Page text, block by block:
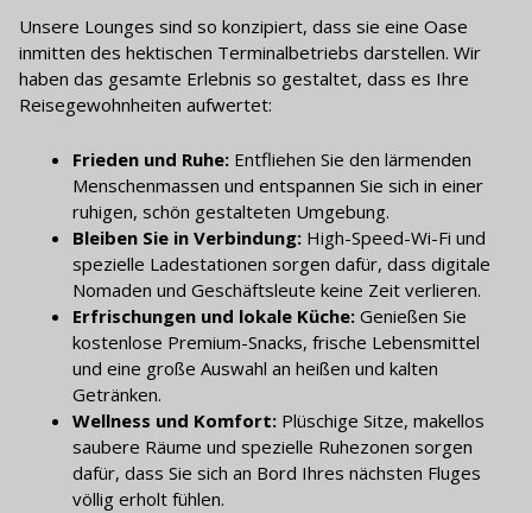
Unsere Lounges sind so konzipiert, dass sie eine Oase
inmitten des hektischen Terminalbetriebs darstellen. Wir
haben das gesamte Erlebnis so gestaltet, dass es Ihre
Reisegewohnheiten aufwertet:
Frieden und Ruhe: Entfliehen Sie den lärmenden
Menschenmassen und entspannen Sie sich in einer
ruhigen, schön gestalteten Umgebung.
Bleiben Sie in Verbindung: High-Speed-Wi-Fi und
spezielle Ladestationen sorgen dafür, dass digitale
Nomaden und Geschäftsleute keine Zeit verlieren.
Erfrischungen und lokale Küche: Genießen Sie
kostenlose Premium-Snacks, frische Lebensmittel
und eine große Auswahl an heißen und kalten
Getränken.
Wellness und Komfort: Plüschige Sitze, makellos
saubere Räume und spezielle Ruhezonen sorgen
dafür, dass Sie sich an Bord Ihres nächsten Fluges
völlig erholt fühlen.